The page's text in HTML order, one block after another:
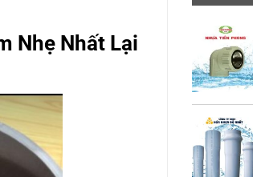
Nhẹ Nhất Lại